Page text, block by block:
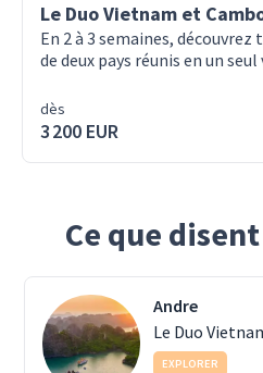
Le Duo Vietnam et
En 2 à 3 semaines,
de deux pays réunis en un seul
dès
3 200 EUR
Ce que
Andre
EXPLORER